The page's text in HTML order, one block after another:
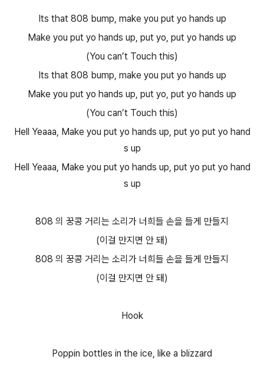
Its that 808 bump, make you put yo hands up
Make you put yo hands up, put yo, put yo hands up
(You can’t Touch this)
Its that 808 bump, make you put yo hands up
Make you put yo hands up, put yo, put yo hands up
(You can’t Touch this)
Hell Yeaaa, Make you put yo hands up, put yo put yo hand
s up
Hell Yeaaa, Make you put yo hands up, put yo put yo hand
s up
808 의 꿍콩 거리는 소리가 너희들 손을 들게 만들지
(이걸 만지면 안 돼)
808 의 꿍콩 거리는 소리가 너희들 손을 들게 만들지
(이걸 만지면 안 돼)
Hook
Poppin bottles in the ice, like a blizzard